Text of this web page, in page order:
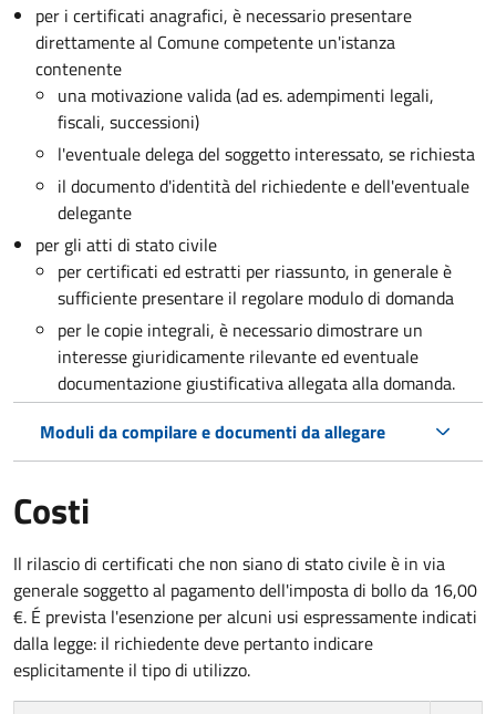
per i certificati anagrafici, è necessario presentare
direttamente al Comune competente un'istanza
contenente
una motivazione valida (ad es. adempimenti legali,
fiscali, successioni)
l'eventuale delega del soggetto interessato, se richiesta
il documento d'identità del richiedente e dell'eventuale
delegante
per gli atti di stato civile
per certificati ed estratti per riassunto, in generale è
sufficiente presentare il regolare modulo di domanda
per le copie integrali, è necessario dimostrare un
interesse giuridicamente rilevante ed eventuale
documentazione giustificativa allegata alla domanda.
Moduli da compilare e documenti da allegare
Costi
Il rilascio di certificati che non siano di stato civile è in via
generale soggetto al pagamento dell'imposta di bollo da 16,00
€. É prevista l'esenzione per alcuni usi espressamente indicati
dalla legge: il richiedente deve pertanto indicare
esplicitamente il tipo di utilizzo.